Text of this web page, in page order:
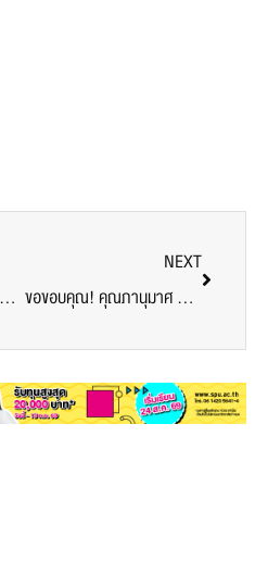
ขอขอบคุณ! คุณสมบัติ วรสินวัฒนา ผู้อำนวยการเขตบางเขน มอบมังคุด ส่งกำลังใจบุคลากรทางการแพทย์ อาสาสมัคร ศูนย์ฉีดวัคซีนมหาวิทยาลัยศรีปทุม
NEXT
ขอขอบคุณ! คุณภานุมาศ สามัคคี มอบอาหารว่าง สนับสนุนบุคลากรทางการแพทย์ อาสาสมัคร ศูนย์ฉีดวัคซีน ม.ศรีปทุม